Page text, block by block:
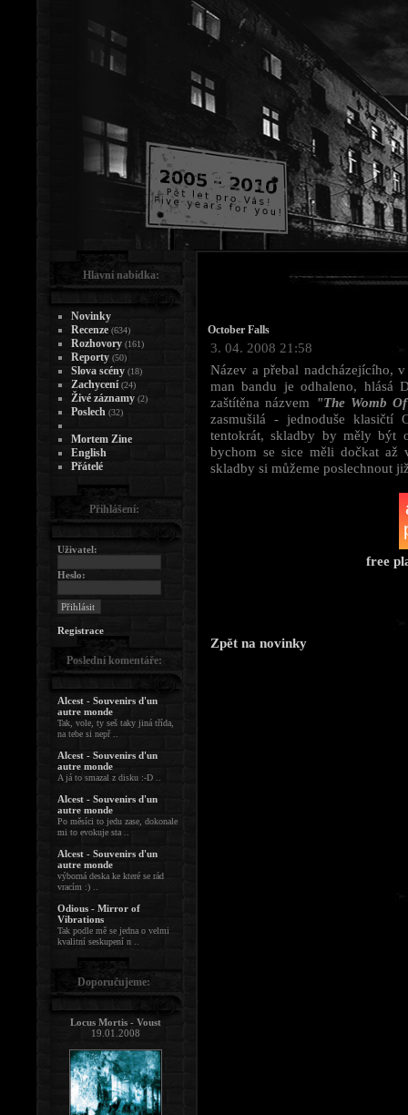
October Falls
3. 04. 2008 21:58
Název a přebal nadcházejícího,
man bandu je odhaleno, hlásá
zaštítěna názvem "The Womb
zasmušilá - jednoduše klasičtí
tentokrát, skladby by měly být
bychom se sice měli dočkat až
skladby si můžeme poslechnout
free
Zpět na novinky
Hlavní nabídka:
Novinky
Recenze (634)
Rozhovory (161)
Reporty (50)
Slova scény (18)
Zachycení (24)
Živé záznamy (2)
Poslech (32)
Mortem Zine
English
Přátelé
Přihlášení:
Uživatel:
Heslo:
Registrace
Poslední komentáře:
Alcest - Souvenirs d'un
autre monde
Tak, vole, ty seš taky jiná třída,
na tebe si nepř ..
Alcest - Souvenirs d'un
autre monde
A já to smazal z disku :-D ..
Alcest - Souvenirs d'un
autre monde
Po měsíci to jedu zase, dokonale
mi to evokuje sta ..
Alcest - Souvenirs d'un
autre monde
výborná deska ke které se rád
vracím :) ..
Odious - Mirror of
Vibrations
Tak podle mě se jedna o velmi
kvalitní seskupení n ..
Doporučujeme:
Locus Mortis - Voust
19.01.2008